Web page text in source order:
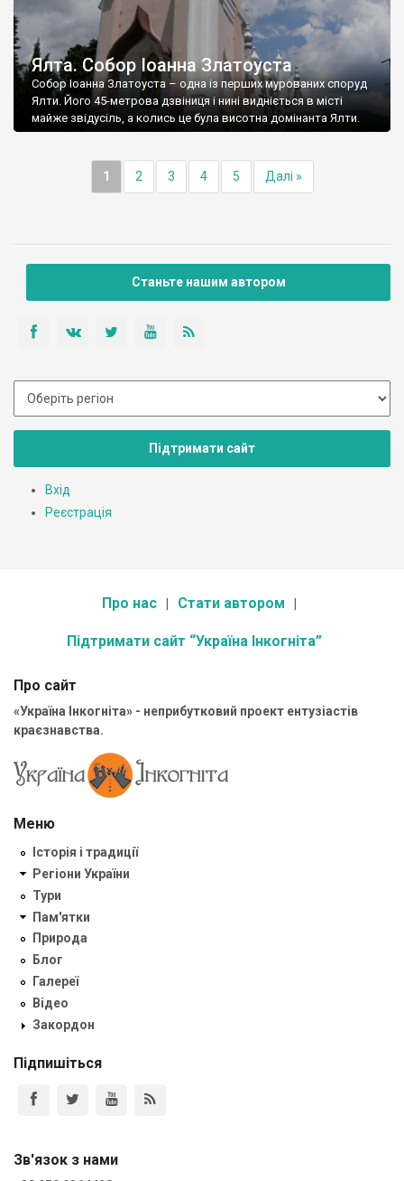
Ялта. Собор Іоанна Златоуста
Собор Іоанна Златоуста – одна із перших мурованих споруд
Ялти. Його 45-метрова дзвіниця і нині видніється в місті
майже звідусіль, а колись це була висотна домінанта Ялти.
1 2 3 4 5 Далі »
Станьте нашим автором
Підтримати сайт
Вхід
Реєстрація
Про нас Стати автором
Підтримати сайт “Україна Інкогніта”
Про сайт
«Україна Інкогніта» - неприбутковий проект ентузіастів
краєзнавства.
Меню
Історія і традиції
Регіони України
Тури
Пам'ятки
Природа
Блог
Галереї
Відео
Закордон
Підпишіться
Зв'язок з нами